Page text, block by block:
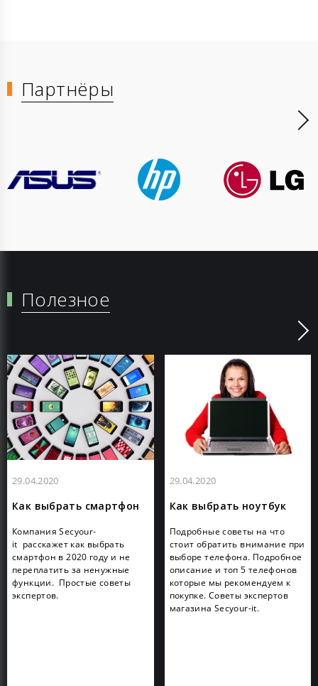
Партнёры
Полезное
29.04.2020
Как выбрать смартфон
Компания Secyour-
it расскажет как выбрать
смартфон в 2020 году и не
переплатить за ненужные
функции. Простые советы
экспертов.
29.04.2020
Как выбрать ноутбук
Подробные советы на что
стоит обратить внимание при
выборе телефона. Подробное
описание и топ 5 телефонов
которые мы рекомендуем к
покупке. Советы экспертов
магазина Secyour-it.